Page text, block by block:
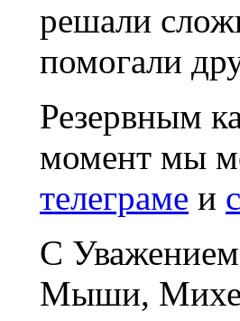
решали
помогали
Резервным
момент мы
телеграме и
С
Мыши,